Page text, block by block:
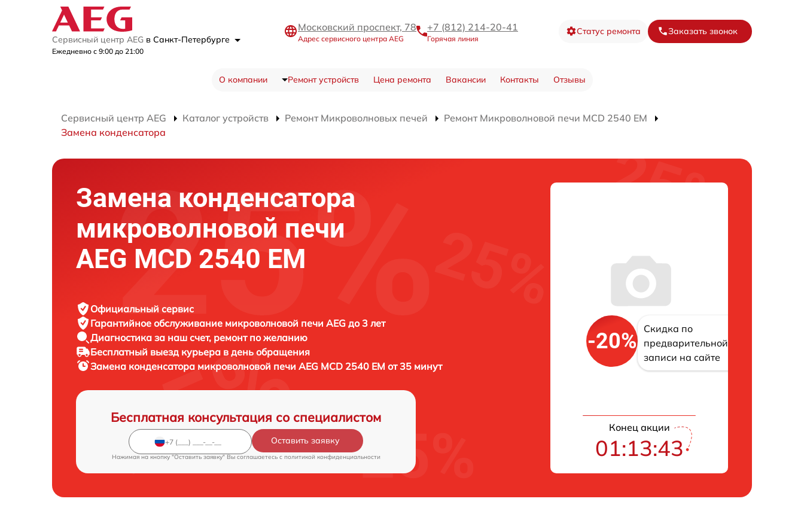
Сервисный центр AEG в Санкт-Петербурге
Ежедневно с 9:00 до 21:00
Московский проспект, 78
Адрес сервисного центра AEG
+7 (812) 214-20-41
Горячая линия
Статус ремонта Заказать звонок
О компании Ремонт устройств Цена ремонта Вакансии Контакты Отзывы
Сервисный центр AEG Каталог устройств Ремонт Микроволновых печей
Ремонт Микроволновой печи MCD 2540 EM
Замена конденсатора
Замена конденсатора
микроволновой печи
AEG MCD 2540 EM
Официальный сервис
Гарантийное обслуживание микроволновой печи AEG до 3 лет
Диагностика за наш счет, ремонт по желанию
Бесплатный выезд курьера в день обращения
Замена конденсатора микроволновой печи AEG MCD 2540 EM от 35 минут
Бесплатная консультация со специалистом
Оставить заявку
Нажимая на кнопку "Оставить заявку" Вы соглашаетесь c политикой конфиденциальности
-20%
Скидка по
предварительной
записи на сайте
Конец акции
01:13:42